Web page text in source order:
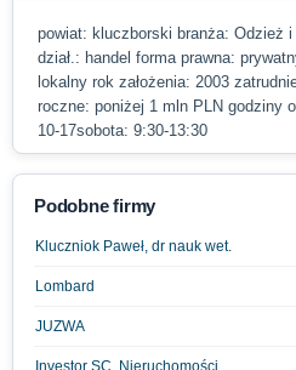
powiat: kluczborski branża: Odzież i
dział.: handel forma prawna:
lokalny rok założenia: 2003
roczne: poniżej 1 mln PLN godziny
10-17sobota: 9:30-13:30
Podobne firmy
Kluczniok Paweł, dr nauk wet.
Lombard
JUZWA
Investor SC. Nieruchomości